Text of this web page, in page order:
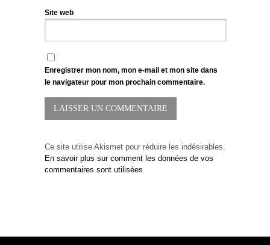
Site web
Enregistrer mon nom, mon e-mail et mon site dans
le navigateur pour mon prochain commentaire.
Ce site utilise Akismet pour réduire les indésirables.
En savoir plus sur comment les données de vos
commentaires sont utilisées